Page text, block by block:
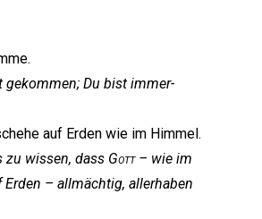
gekommen; Du bist immer-
auf Erden wie im Himmel.
zu wissen, dass Gott – wie im
– allmächtig, allerhaben